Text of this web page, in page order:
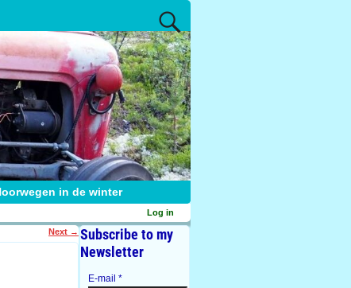
in de winter
Log in
Next → Subscribe to my
Newsletter
E-mail *